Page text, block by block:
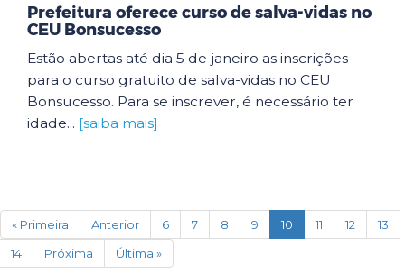
Prefeitura oferece curso de salva-vidas no
CEU Bonsucesso
Estão abertas até dia 5 de janeiro as inscrições
para o curso gratuito de salva-vidas no CEU
Bonsucesso. Para se inscrever, é necessário ter
idade... [saiba mais]
« Primeira Anterior 6 7 8 9 10 (current)
11 12
13
14
Próxima Última »